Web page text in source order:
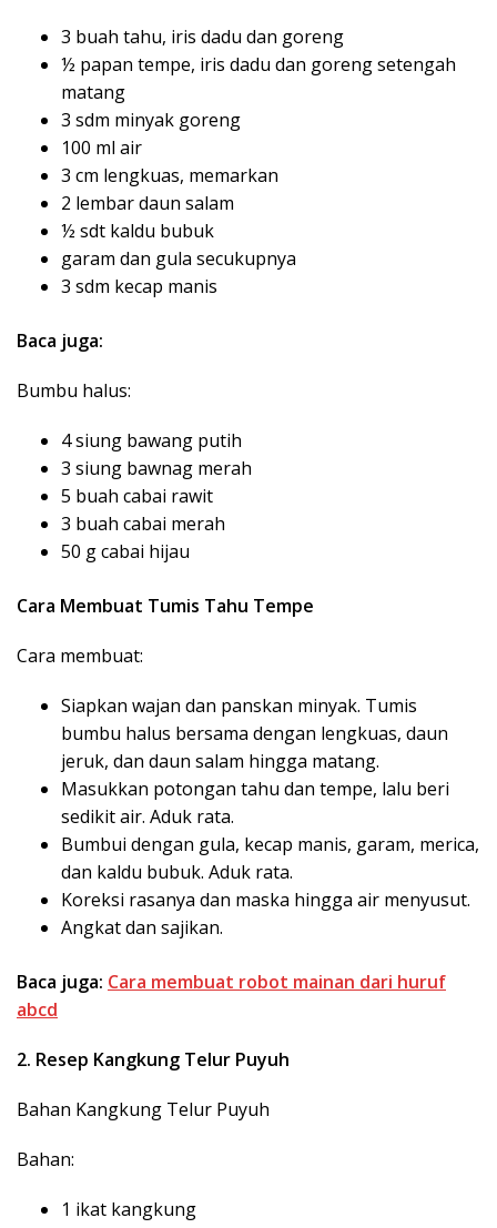
3 buah tahu, iris dadu dan goreng
½ papan tempe, iris dadu dan goreng setengah
matang
3 sdm minyak goreng
100 ml air
3 cm lengkuas, memarkan
2 lembar daun salam
½ sdt kaldu bubuk
garam dan gula secukupnya
3 sdm kecap manis
Baca juga:
Bumbu halus:
4 siung bawang putih
3 siung bawnag merah
5 buah cabai rawit
3 buah cabai merah
50 g cabai hijau
Cara Membuat Tumis Tahu Tempe
Cara membuat:
Siapkan wajan dan panskan minyak. Tumis
bumbu halus bersama dengan lengkuas, daun
jeruk, dan daun salam hingga matang.
Masukkan potongan tahu dan tempe, lalu beri
sedikit air. Aduk rata.
Bumbui dengan gula, kecap manis, garam, merica,
dan kaldu bubuk. Aduk rata.
Koreksi rasanya dan maska hingga air menyusut.
Angkat dan sajikan.
Baca juga: Cara membuat robot mainan dari huruf
abcd
2. Resep Kangkung Telur Puyuh
Bahan Kangkung Telur Puyuh
Bahan:
1 ikat kangkung